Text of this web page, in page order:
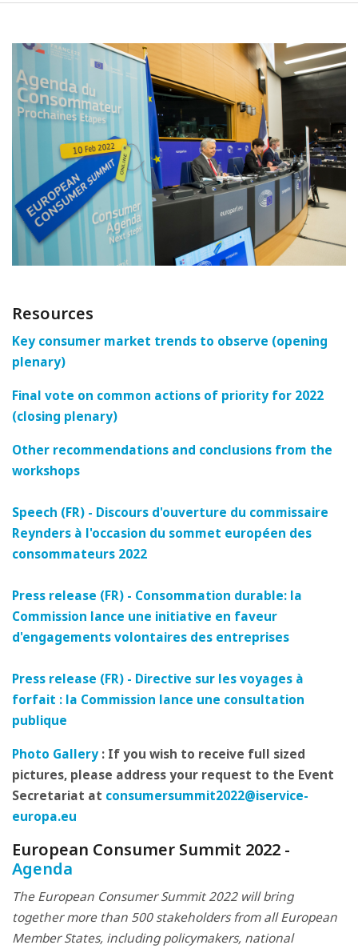
Resources
Key consumer market trends to observe (opening
plenary)
Final vote on common actions of priority for 2022
(closing plenary)
Other recommendations and conclusions from the
workshops
Speech (FR) - Discours d'ouverture du commissaire
Reynders à l'occasion du sommet européen des
consommateurs 2022
Press release (FR) - Consommation durable: la
Commission lance une initiative en faveur
d'engagements volontaires des entreprises
Press release (FR) - Directive sur les voyages à
forfait : la Commission lance une consultation
publique
Photo Gallery : If you wish to receive full sized
pictures, please address your request to the Event
Secretariat at consumersummit2022@iservice-
europa.eu
European Consumer Summit 2022 -
Agenda
The European Consumer Summit 2022 will bring
together more than 500 stakeholders from all European
Member States, including policymakers, national